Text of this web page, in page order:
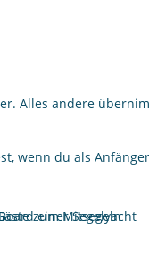
Alles andere
wenn du als